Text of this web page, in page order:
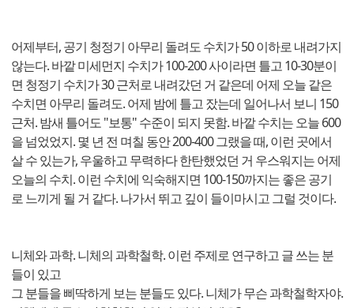
어제부터, 공기 청정기 아무리 돌려도 수치가 50 이하로 내려가지
않는다. 바깥 미세먼지 수치가 100-200 사이라면 틀고 10-30분이
면 청정기 수치가 30 근처로 내려갔던 거 같은데 어제 오늘 같은
수치면 아무리 돌려도. 어제 밤에 틀고 잤는데 일어나서 보니 150
근처. 밤새 틀어도 "보통" 수준이 되지 못함. 바깥 수치는 오늘 600
을 넘었었지. 몇 년 전 며칠 동안 200-400 그랬을 때, 이런 곳에서
살 수 있는가, 우울하고 무력하다 한탄했었던 거 우스워지는 어제
오늘의 수치. 이런 수치에 익숙해지면 100-150까지는 좋은 공기
로 느끼게 될 거 같다. 나가서 뛰고 깊이 들이마시고 그럴 것이다.
니체와 과학. 니체의 과학철학. 이런 주제로 연구하고 글 쓰는 분
들이 있고
그 분들을 삐딱하게 보는 분들도 있다. 니체가 무슨 과학철학자야.